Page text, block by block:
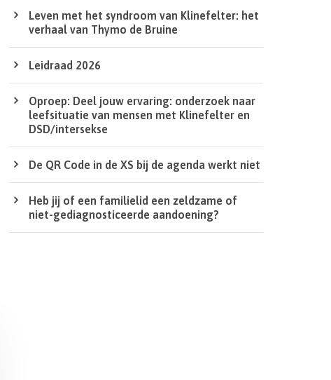
Leven met het syndroom van Klinefelter: het
verhaal van Thymo de Bruine
Leidraad 2026
Oproep: Deel jouw ervaring: onderzoek naar
leefsituatie van mensen met Klinefelter en
DSD/intersekse
De QR Code in de XS bij de agenda werkt niet
Heb jij of een familielid een zeldzame of
niet-gediagnosticeerde aandoening?